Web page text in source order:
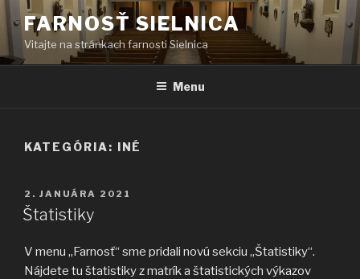
Prejsť
na
obsah
FARNOSŤ SIELNICA
Vitajte na stránkach farnosti Sielnica
Menu
KATEGÓRIA: INÉ
PUBLIKOVANÉ
2. JANUÁRA 2021
Štatistiky
V menu „Farnosť“ sme pridali novú sekciu „Štatistiky“.
Nájdete tu štatistiky z matrík a štatistických výkazov